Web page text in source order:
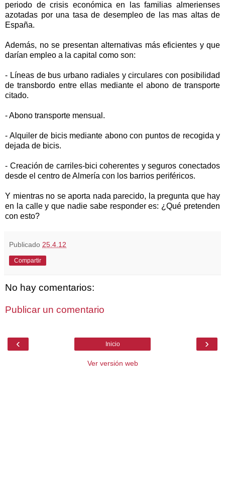
periodo de crisis económica en las familias almerienses
azotadas por una tasa de desempleo de las mas altas de
España.
Además, no se presentan alternativas más eficientes y que
darían empleo a la capital como son:
- Líneas de bus urbano radiales y circulares con posibilidad
de transbordo entre ellas mediante el abono de transporte
citado.
- Abono transporte mensual.
- Alquiler de bicis mediante abono con puntos de recogida y
dejada de bicis.
- Creación de carriles-bici coherentes y seguros conectados
desde el centro de Almería con los barrios periféricos.
Y mientras no se aporta nada parecido, la pregunta que hay
en la calle y que nadie sabe responder es: ¿Qué pretenden
con esto?
Publicado 25.4.12
Compartir
No hay comentarios:
Publicar un comentario
‹ ›
Inicio
Ver versión web